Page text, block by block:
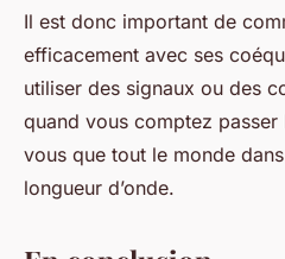
Il est donc important de
efficacement avec ses
utiliser des signaux ou des
quand vous comptez
vous que tout le monde
longueur d’onde.